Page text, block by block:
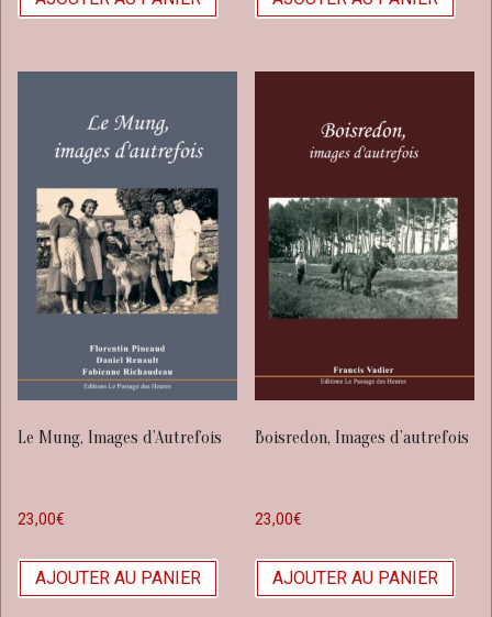
Le Mung, Images d’Autrefois
23,00€
AJOUTER AU PANIER
Boisredon, Images d’autrefois
23,00€
AJOUTER AU PANIER